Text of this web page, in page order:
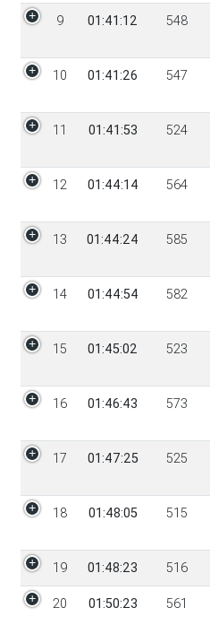
9 01:41:12 548
10 01:41:26 547
11 01:41:53 524
12 01:44:14 564
13 01:44:24 585
14 01:44:54 582
15 01:45:02 523
16 01:46:43 573
17 01:47:25 525
18 01:48:05 515
19 01:48:23 516
20 01:50:23 561